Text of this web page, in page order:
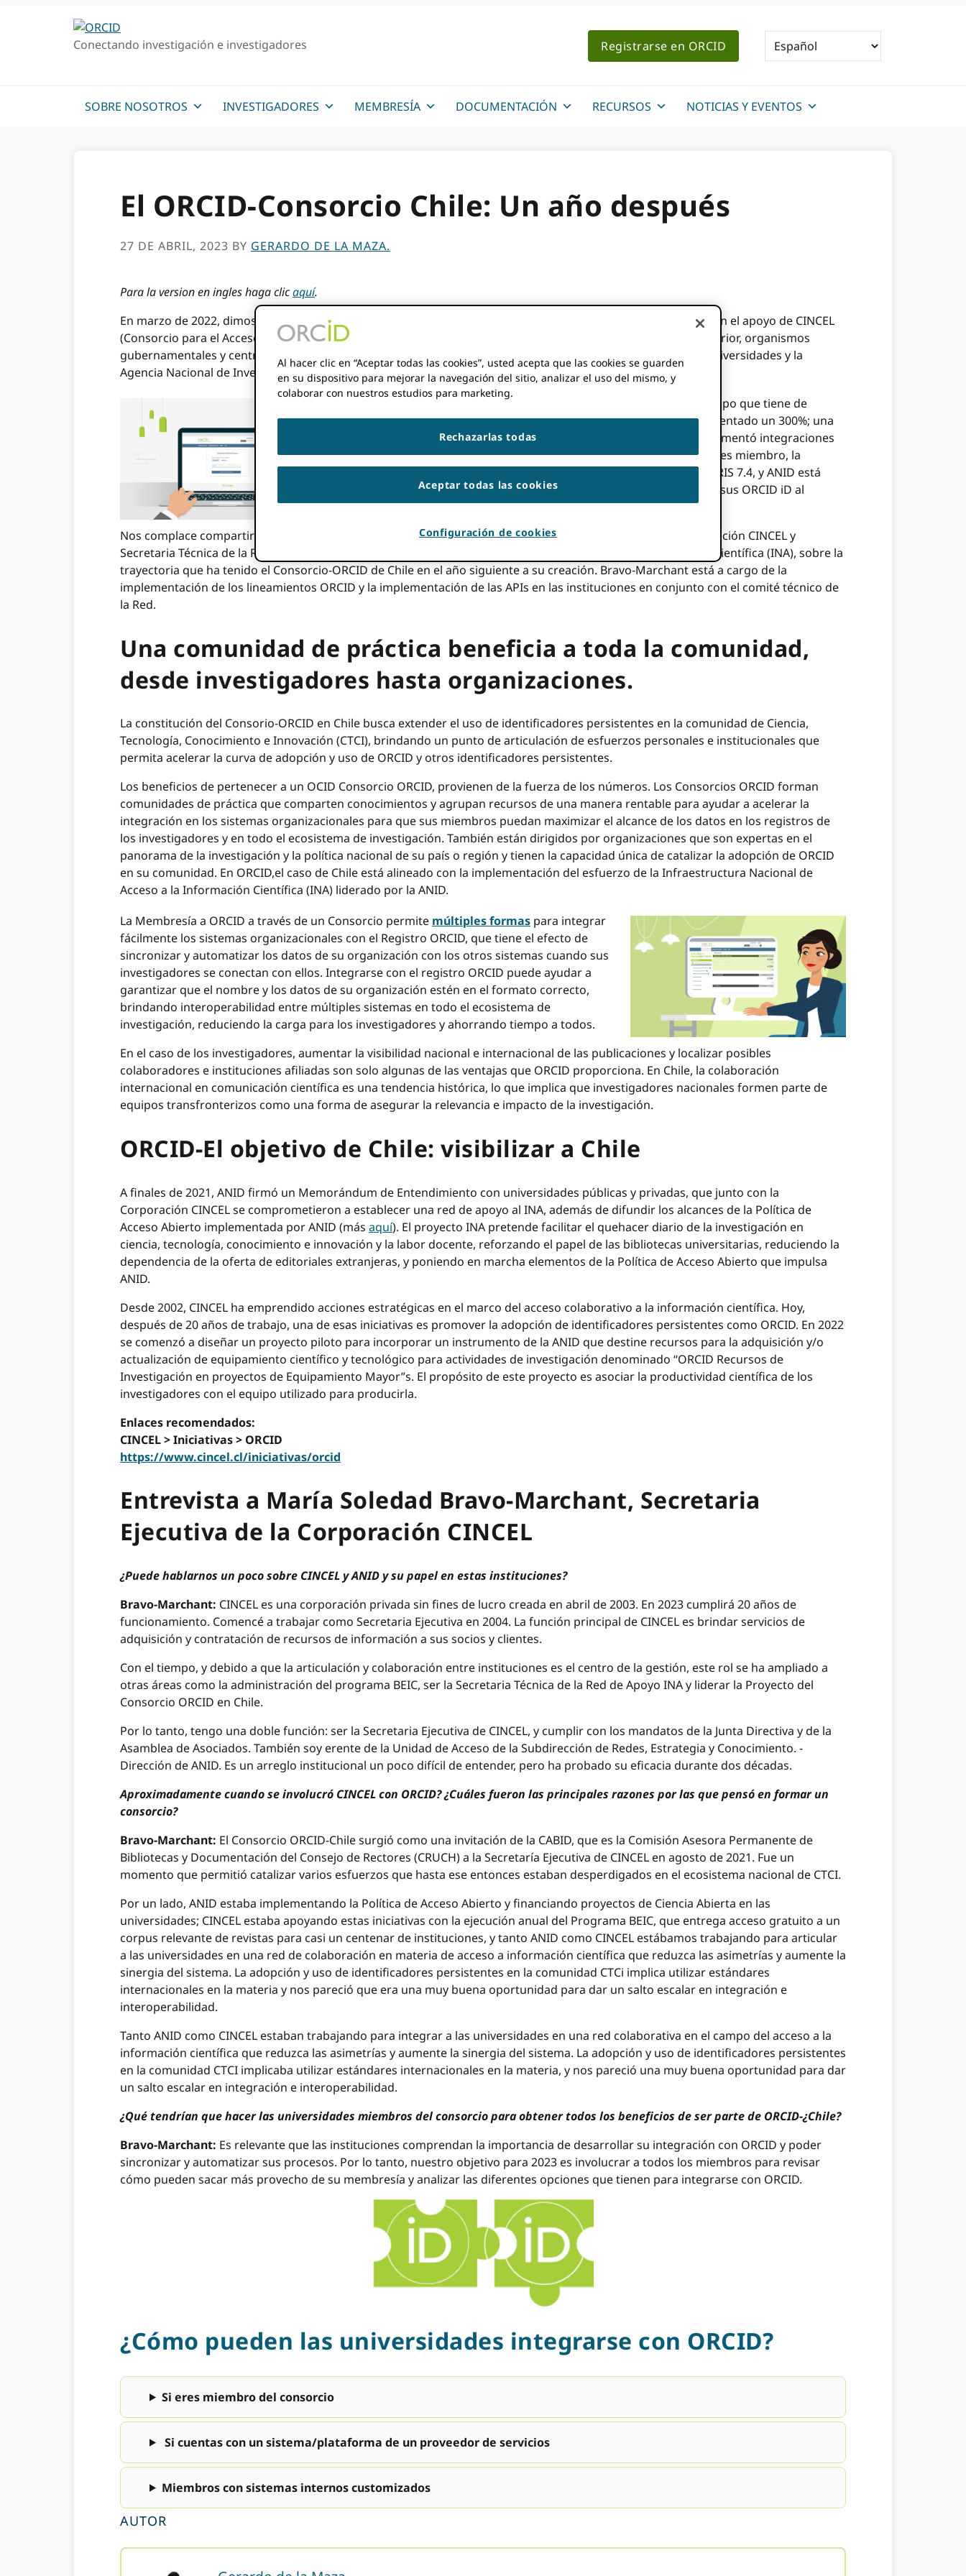
Conectando investigación e investigadores Registrarse en ORCID
SOBRE NOSOTROS INVESTIGADORES MEMBRESÍA DOCUMENTACIÓN RECURSOS NOTICIAS Y EVENTOS
El ORCID-Consorcio Chile: Un año después
27 DE ABRIL, 2023 BY GERARDO DE LA MAZA.
Para la version en ingles haga clicaquí.
En marzo de 2022, dimos la bienvenida a nuestro tercer consorcio en América Latina:ORCID-Chile. Se formó con el apoyo de CINCEL
(Consorcio para el Acceso a la Información Científica Electrónica), que reúne a instituciones de educación superior, organismos
gubernamentales y centros de investigación de Chile. Tiene 15 instituciones miembros que comprenden 14 universidades y la
Agencia Nacional de Investigación y Desarrollo (ANID).
ORCID-Chile ha tenido un progreso considerable aún en el poco tiempo que tiene de
existencia: el número de ORCID iDs entre sus investigadores ha aumentado un 300%; una
de sus organizaciones miembro, la Universidad del Desarrollo, implementó integraciones
avanzadas con ORCID, incluido DSpace 7.4. Otra de sus organizaciones miembro, la
Universidad Técnica Federico Santa María, está instalando Dspace-CRIS 7.4, y ANID está
evaluando la posibilidad de exigir que los investigadores compartan sus ORCID iD al
momento de solicitar financiamiento.
Nos complace compartir esta entrevista con María Soledad Bravo-Marchant, Secretaria Ejecutiva de la Corporación CINCEL y
Secretaria Técnica de la Red de Apoyo Institucional de la Infraestructura Nacional de Acceso a la Información Científica (INA), sobre la
trayectoria que ha tenido el Consorcio-ORCID de Chile en el año siguiente a su creación. Bravo-Marchant está a cargo de la
implementación de los lineamientos ORCID y la implementación de las APIs en las instituciones en conjunto con el comité técnico de
la Red.
Una comunidad de práctica beneficia a toda la comunidad,
desde investigadores hasta organizaciones.
La constitución del Consorio-ORCID en Chile busca extender el uso de identificadores persistentes en la comunidad de Ciencia,
Tecnología, Conocimiento e Innovación (CTCI), brindando un punto de articulación de esfuerzos personales e institucionales que
permita acelerar la curva de adopción y uso de ORCID y otros identificadores persistentes.
Los beneficios de pertenecer a un OCID Consorcio ORCID, provienen de la fuerza de los números. Los Consorcios ORCID forman
comunidades de práctica que comparten conocimientos y agrupan recursos de una manera rentable para ayudar a acelerar la
integración en los sistemas organizacionales para que sus miembros puedan maximizar el alcance de los datos en los registros de
los investigadores y en todo el ecosistema de investigación. También están dirigidos por organizaciones que son expertas en el
panorama de la investigación y la política nacional de su país o región y tienen la capacidad única de catalizar la adopción de ORCID
en su comunidad. En ORCID,el caso de Chile está alineado con la implementación del esfuerzo de la Infraestructura Nacional de
Acceso a la Información Científica (INA) liderado por la ANID.
La Membresía a ORCID a través de un Consorcio permite múltiples formas para integrar
fácilmente los sistemas organizacionales con el Registro ORCID, que tiene el efecto de
sincronizar y automatizar los datos de su organización con los otros sistemas cuando sus
investigadores se conectan con ellos. Integrarse con el registro ORCID puede ayudar a
garantizar que el nombre y los datos de su organización estén en el formato correcto,
brindando interoperabilidad entre múltiples sistemas en todo el ecosistema de
investigación, reduciendo la carga para los investigadores y ahorrando tiempo a todos.
En el caso de los investigadores, aumentar la visibilidad nacional e internacional de las publicaciones y localizar posibles
colaboradores e instituciones afiliadas son solo algunas de las ventajas que ORCID proporciona. En Chile, la colaboración
internacional en comunicación científica es una tendencia histórica, lo que implica que investigadores nacionales formen parte de
equipos transfronterizos como una forma de asegurar la relevancia e impacto de la investigación.
ORCID-El objetivo de Chile: visibilizar a Chile
A finales de 2021, ANID firmó un Memorándum de Entendimiento con universidades públicas y privadas, que junto con la
Corporación CINCEL se comprometieron a establecer una red de apoyo al INA, además de difundir los alcances de la Política de
Acceso Abierto implementada por ANID (más aquí). El proyecto INA pretende facilitar el quehacer diario de la investigación en
ciencia, tecnología, conocimiento e innovación y la labor docente, reforzando el papel de las bibliotecas universitarias, reduciendo la
dependencia de la oferta de editoriales extranjeras, y poniendo en marcha elementos de la Política de Acceso Abierto que impulsa
ANID.
Desde 2002, CINCEL ha emprendido acciones estratégicas en el marco del acceso colaborativo a la información científica. Hoy,
después de 20 años de trabajo, una de esas iniciativas es promover la adopción de identificadores persistentes como ORCID. En 2022
se comenzó a diseñar un proyecto piloto para incorporar un instrumento de la ANID que destine recursos para la adquisición y/o
actualización de equipamiento científico y tecnológico para actividades de investigación denominado “ORCID Recursos de
Investigación en proyectos de Equipamiento Mayor”s. El propósito de este proyecto es asociar la productividad científica de los
investigadores con el equipo utilizado para producirla.
Enlaces recomendados:
CINCEL > Iniciativas > ORCID
https://www.cincel.cl/iniciativas/orcid
Entrevista a María Soledad Bravo-Marchant, Secretaria
Ejecutiva de la Corporación CINCEL
¿Puede hablarnos un poco sobre CINCEL y ANID y su papel en estas instituciones?
Bravo-Marchant: CINCEL es una corporación privada sin fines de lucro creada en abril de 2003. En 2023 cumplirá 20 años de
funcionamiento. Comencé a trabajar como Secretaria Ejecutiva en 2004. La función principal de CINCEL es brindar servicios de
adquisición y contratación de recursos de información a sus socios y clientes.
Con el tiempo, y debido a que la articulación y colaboración entre instituciones es el centro de la gestión, este rol se ha ampliado a
otras áreas como la administración del programa BEIC, ser la Secretaria Técnica de la Red de Apoyo INA y liderar la Proyecto del
Consorcio ORCID en Chile.
Por lo tanto, tengo una doble función: ser la Secretaria Ejecutiva de CINCEL, y cumplir con los mandatos de la Junta Directiva y de la
Asamblea de Asociados. También soy erente de la Unidad de Acceso de la Subdirección de Redes, Estrategia y Conocimiento. -
Dirección de ANID. Es un arreglo institucional un poco difícil de entender, pero ha probado su eficacia durante dos décadas.
Aproximadamente cuando se involucró CINCEL con ORCID? ¿Cuáles fueron las principales razones por las que pensó en formar un
consorcio?
Bravo-Marchant: El Consorcio ORCID-Chile surgió como una invitación de la CABID, que es la Comisión Asesora Permanente de
Bibliotecas y Documentación del Consejo de Rectores (CRUCH) a la Secretaría Ejecutiva de CINCEL en agosto de 2021. Fue un
momento que permitió catalizar varios esfuerzos que hasta ese entonces estaban desperdigados en el ecosistema nacional de CTCI.
Por un lado, ANID estaba implementando la Política de Acceso Abierto y financiando proyectos de Ciencia Abierta en las
universidades; CINCEL estaba apoyando estas iniciativas con la ejecución anual del Programa BEIC, que entrega acceso gratuito a un
corpus relevante de revistas para casi un centenar de instituciones, y tanto ANID como CINCEL estábamos trabajando para articular
a las universidades en una red de colaboración en materia de acceso a información científica que reduzca las asimetrías y aumente la
sinergia del sistema. La adopción y uso de identificadores persistentes en la comunidad CTCi implica utilizar estándares
internacionales en la materia y nos pareció que era una muy buena oportunidad para dar un salto escalar en integración e
interoperabilidad.
Tanto ANID como CINCEL estaban trabajando para integrar a las universidades en una red colaborativa en el campo del acceso a la
información científica que reduzca las asimetrías y aumente la sinergia del sistema. La adopción y uso de identificadores persistentes
en la comunidad CTCI implicaba utilizar estándares internacionales en la materia, y nos pareció una muy buena oportunidad para dar
un salto escalar en integración e interoperabilidad.
¿Qué tendrían que hacer las universidades miembros del consorcio para obtener todos los beneficios de ser parte de ORCID-¿Chile?
Bravo-Marchant: Es relevante que las instituciones comprendan la importancia de desarrollar su integración con ORCID y poder
sincronizar y automatizar sus procesos. Por lo tanto, nuestro objetivo para 2023 es involucrar a todos los miembros para revisar
cómo pueden sacar más provecho de su membresía y analizar las diferentes opciones que tienen para integrarse con ORCID.
¿Cómo pueden las universidades integrarse con ORCID?
Si eres miembro del consorcio
Si cuentas con un sistema/plataforma de un proveedor de servicios
Miembros con sistemas internos customizados
AUTOR
Al hacer clic en “Aceptar todas las cookies”, usted acepta que las cookies se guarden
en su dispositivo para mejorar la navegación del sitio, analizar el uso del mismo, y
colaborar con nuestros estudios para marketing.
Rechazarlas todas
Aceptar todas las cookies
Configuración de cookies